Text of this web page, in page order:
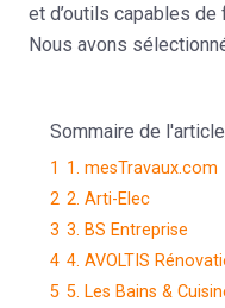
et d’outils capables de
Nous avons
Sommaire de
1 1. mesTravaux.com
2 2. Arti-Elec
3 3. BS Entreprise
4 4. AVOLTIS
5 5. Les Bains &